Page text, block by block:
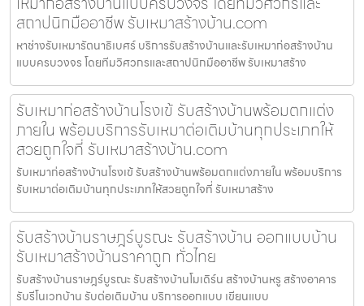
สถาปนิกมืออาชีพ รับเหมาสร้างบ้าน.com
หาช่างรับเหมารัตนาธิเบศร์ บริการรับสร้างบ้านและรับเหมาก่อสร้างบ้าน
แบบครบวงจร โดยทีมวิศวกรและสถาปนิกมืออาชีพ รับเหมาสร้าง
รับเหมาก่อสร้างบ้านโรงเข้ รับสร้างบ้านพร้อมตกแต่ง
ภายใน พร้อมบริการรับเหมาต่อเติมบ้านทุกประเภทให้
สวยถูกใจที่ รับเหมาสร้างบ้าน.com
รับเหมาก่อสร้างบ้านโรงเข้ รับสร้างบ้านพร้อมตกแต่งภายใน พร้อมบริการ
รับเหมาต่อเติมบ้านทุกประเภทให้สวยถูกใจที่ รับเหมาสร้าง
รับสร้างบ้านราษฎร์บูรณะ รับสร้างบ้าน ออกแบบบ้าน
รับเหมาสร้างบ้านราคาถูก ทั่วไทย
รับสร้างบ้านราษฎร์บูรณะ รับสร้างบ้านโมเดิร์น สร้างบ้านหรู สร้างอาคาร
รับรีโนเวทบ้าน รับต่อเติมบ้าน บริการออกแบบ เขียนแบบ